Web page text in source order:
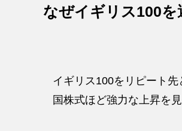
なぜイギリス100を
イギリス100をリピート
国株式ほど強力な上昇を見